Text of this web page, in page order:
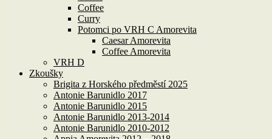
Coffee
Curry
Potomci po VRH C Amorevita
Caesar Amorevita
Coffee Amorevita
VRH D
Zkoušky
Brigita z Horského předměstí 2025
Antonie Barunidlo 2017
Antonie Barunidlo 2015
Antonie Barunidlo 2013-2014
Antonie Barunidlo 2010-2012